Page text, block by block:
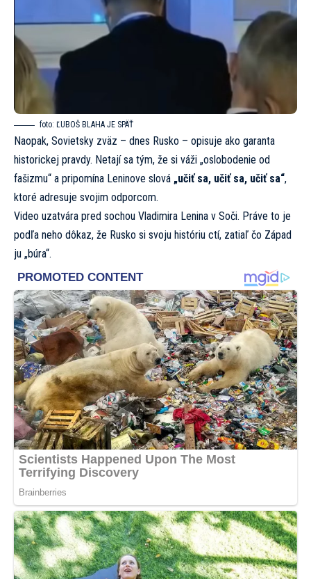
foto: ĽUBOŠ BLAHA JE SPÄŤ
Naopak, Sovietsky zväz – dnes Rusko – opisuje ako garanta
historickej pravdy. Netají sa tým, že si váži „oslobodenie od
fašizmu“ a pripomína Leninove slová „učiť sa, učiť sa, učiť sa“,
ktoré adresuje svojim odporcom.
Video uzatvára pred sochou Vladimira Lenina v Soči. Práve to je
podľa neho dôkaz, že Rusko si svoju históriu ctí, zatiaľ čo Západ
ju „búra“.